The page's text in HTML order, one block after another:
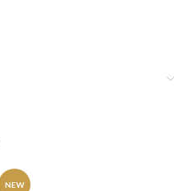
NEW